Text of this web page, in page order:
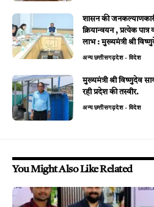
शासन की
क्रियान्वयन , प्रत्येक
लाभ : मुख्यमंत्री श्री
अन्यछत्तीसगढ़देश - विदेश
मुख्यमंत्री श्री विष्णुदेव
रही प्रदेश की तस्वीर.
अन्यछत्तीसगढ़देश - विदेश
You Might Also Like Related